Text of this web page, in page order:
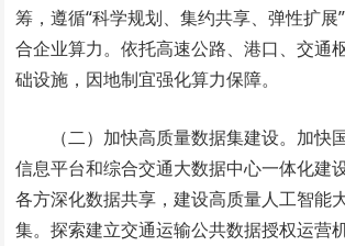
筹，遵循“科学规划、集约共享、弹性扩展
合企业算力。依托高速公路、港口、交通
础设施，因地制宜强化算力保障。
（二）加快高质量数据集建设。加快
信息平台和综合交通大数据中心一体化建
各方深化数据共享，建设高质量人工智能
集。探索建立交通运输公共数据授权运营